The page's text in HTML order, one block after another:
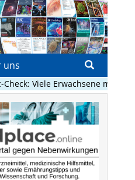
uns
Viele Erwachsene mit